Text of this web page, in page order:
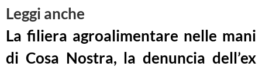
Leggi anche
La filiera agroalimentare nelle mani
di Cosa Nostra, la denuncia dell’ex